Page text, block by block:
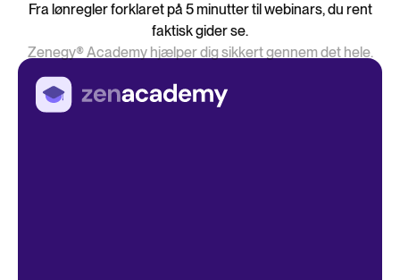
Fra lønregler forklaret på 5 minutter til webinars, du rent
faktisk gider se.
Zenegy® Academy hjælper dig sikkert gennem det hele.